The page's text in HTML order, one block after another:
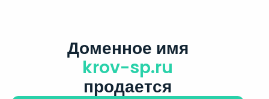
Доменное имя
krov-sp.ru
продается